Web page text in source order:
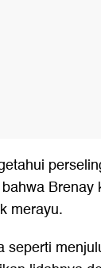
merayu.
seperti